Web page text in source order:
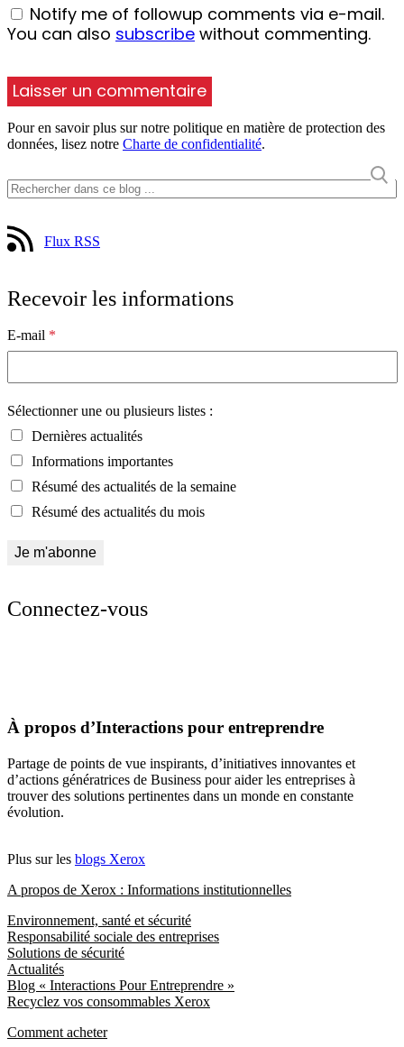
Notify me of followup comments via e-mail.
You can also subscribe without commenting.
Pour en savoir plus sur notre politique en matière de protection des
données, lisez notre Charte de confidentialité.
Flux RSS
Recevoir les informations
E-mail *
Sélectionner une ou plusieurs listes :
Dernières actualités
Informations importantes
Résumé des actualités de la semaine
Résumé des actualités du mois
Connectez-vous
À propos d’Interactions pour entreprendre
Partage de points de vue inspirants, d’initiatives innovantes et
d’actions génératrices de Business pour aider les entreprises à
trouver des solutions pertinentes dans un monde en constante
évolution.
Plus sur les blogs Xerox
A propos de Xerox : Informations institutionnelles
Environnement, santé et sécurité
Responsabilité sociale des entreprises
Solutions de sécurité
Actualités
Blog « Interactions Pour Entreprendre »
Recyclez vos consommables Xerox
Comment acheter